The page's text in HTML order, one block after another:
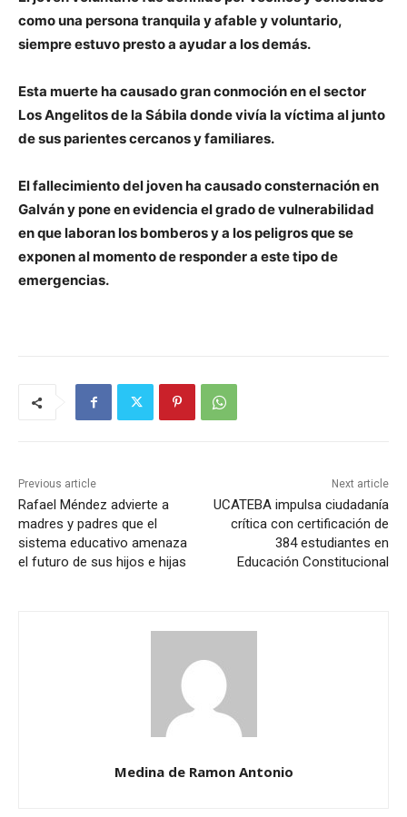
como una persona tranquila y afable y voluntario,
siempre estuvo presto a ayudar a los demás.
Esta muerte ha causado gran conmoción en el sector
Los Angelitos de la Sábila donde vivía la víctima al junto
de sus parientes cercanos y familiares.
El fallecimiento del joven ha causado consternación en
Galván y pone en evidencia el grado de vulnerabilidad
en que laboran los bomberos y a los peligros que se
exponen al momento de responder a este tipo de
emergencias.
Previous article
Rafael Méndez advierte a
madres y padres que el
sistema educativo amenaza
el futuro de sus hijos e hijas
Next article
UCATEBA impulsa ciudadanía
crítica con certificación de
384 estudiantes en
Educación Constitucional
Medina de Ramon Antonio